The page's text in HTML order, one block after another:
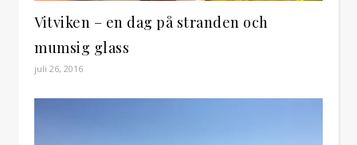
Vitviken – en dag på stranden och
mumsig glass
juli 26, 2016